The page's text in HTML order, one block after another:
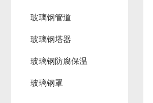
玻璃钢管道
玻璃钢塔器
玻璃钢防腐保温
玻璃钢罩